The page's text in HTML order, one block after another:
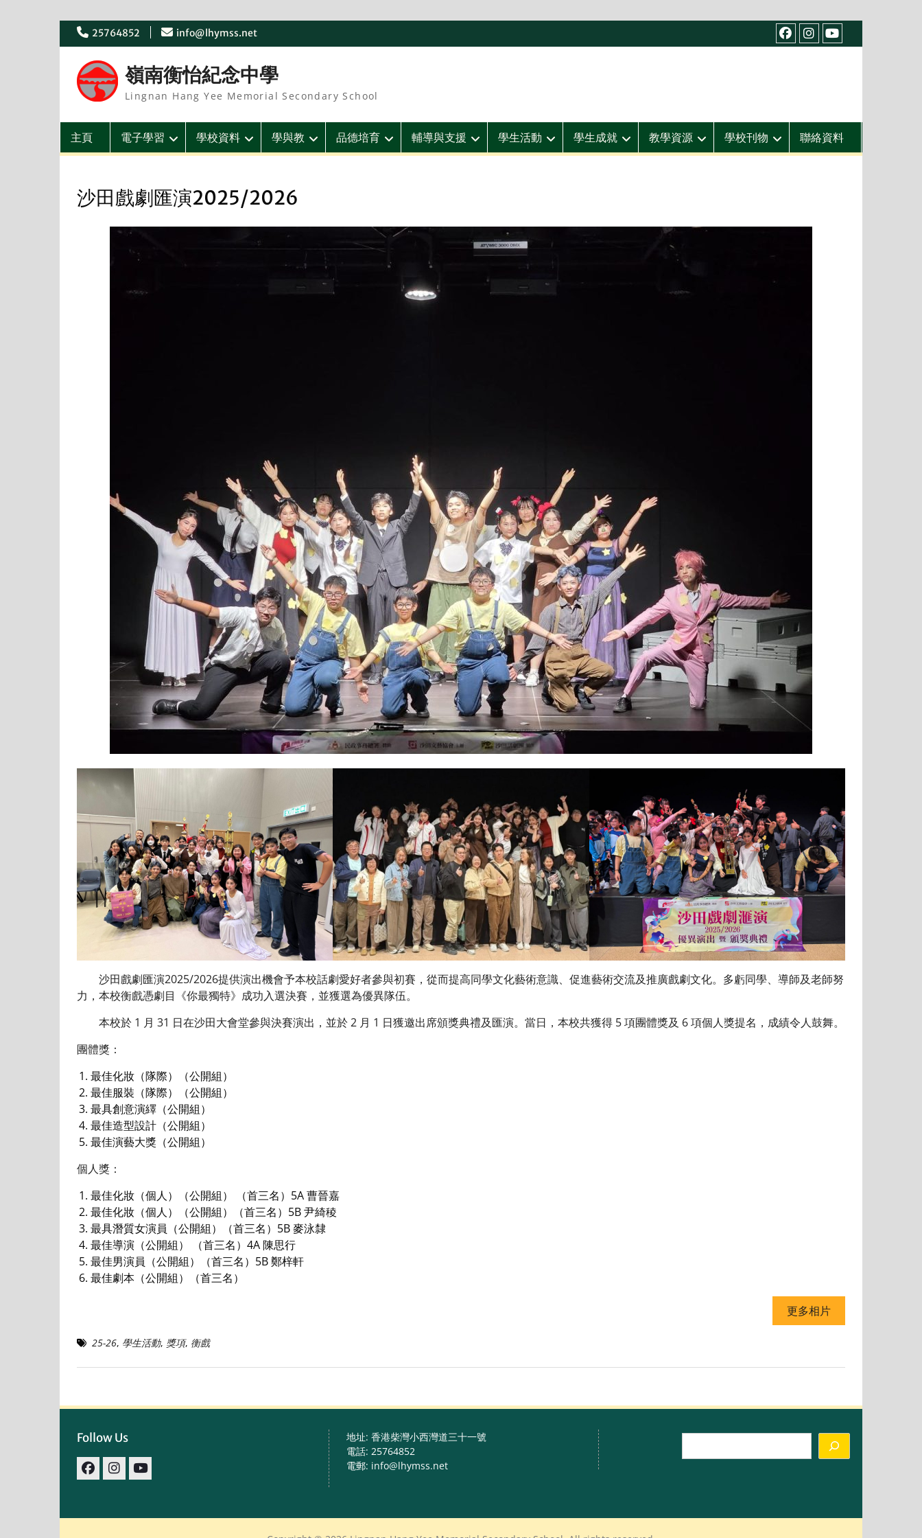
Skip
25764852
info@lhymss.net
facebook
IG youtube
嶺南衡怡紀念中學
Lingnan Hang Yee Memorial Secondary School
主頁 電子學習 學校資料 學與教 品德培育 輔導與支援 學生活動 學生成就 教學資源 學校刊物 聯絡資料
沙田戲劇匯演2025/2026
沙田戲劇匯演2025/2026提供演出機會予本校話劇愛好者參與初賽，從而提高同學文化藝術意識、促進藝術交流及推廣戲劇文化。多虧同學、導師及老師努
力，本校衡戲憑劇目《你最獨特》成功入選決賽，並獲選為優異隊伍。
本校於 1 月 31 日在沙田大會堂參與決賽演出，並於 2 月 1 日獲邀出席頒獎典禮及匯演。當日，本校共獲得 5 項團體獎及 6 項個人獎提名，成績令人鼓舞。
團體獎：
⁠最佳化妝（隊際）（公開組）
最佳服裝（隊際）（公開組）
最具創意演繹（公開組）
最佳造型設計（公開組）
最佳演藝大獎（公開組）
個人獎：
最佳化妝（個人）（公開組） （首三名）5A 曹晉嘉
最佳化妝（個人）（公開組）（首三名）5B 尹綺稜
最具潛質女演員（公開組）（首三名）5B 麥泳隸
最佳導演（公開組） （首三名）4A 陳思行
最佳男演員（公開組）（首三名）5B 鄭梓軒
最佳劇本（公開組）（首三名）
更多相片
25-26, 學生活動, 獎項, 衡戲
Follow Us
地址: 香港柴灣小西灣道三十一號
電話: 25764852
電郵: info@lhymss.net